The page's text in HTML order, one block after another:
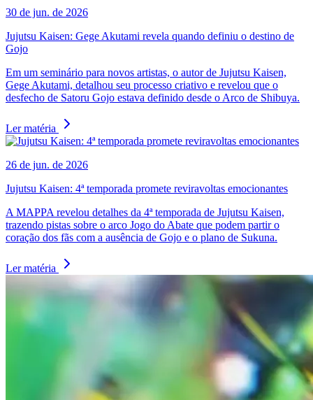
30 de jun. de 2026
Jujutsu Kaisen: Gege Akutami revela quando definiu o destino de
Gojo
Em um seminário para novos artistas, o autor de Jujutsu Kaisen,
Gege Akutami, detalhou seu processo criativo e revelou que o
desfecho de Satoru Gojo estava definido desde o Arco de Shibuya.
Ler matéria
26 de jun. de 2026
Jujutsu Kaisen: 4ª temporada promete reviravoltas emocionantes
A MAPPA revelou detalhes da 4ª temporada de Jujutsu Kaisen,
trazendo pistas sobre o arco Jogo do Abate que podem partir o
coração dos fãs com a ausência de Gojo e o plano de Sukuna.
Ler matéria